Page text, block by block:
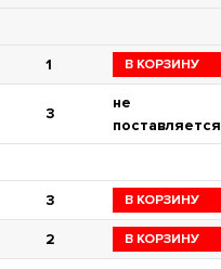
1 В КОРЗИНУ
3
не
поставляется
3 В КОРЗИНУ
2 В КОРЗИНУ